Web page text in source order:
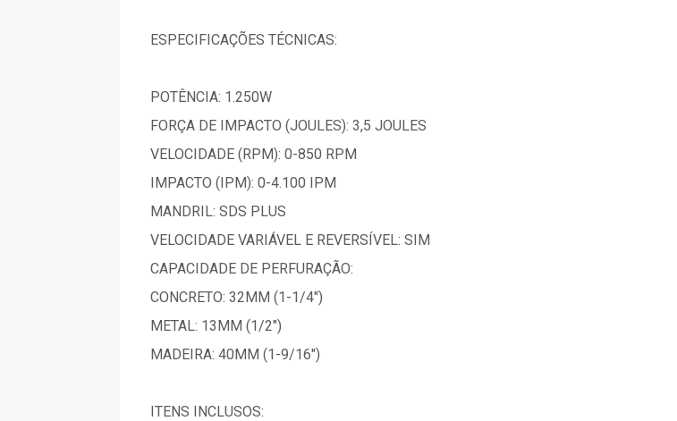
ESPECIFICAÇÕES TÉCNICAS:
POTÊNCIA: 1.250W
FORÇA DE IMPACTO (JOULES): 3,5 JOULES
VELOCIDADE (RPM): 0-850 RPM
IMPACTO (IPM): 0-4.100 IPM
MANDRIL: SDS PLUS
VELOCIDADE VARIÁVEL E REVERSÍVEL: SIM
CAPACIDADE DE PERFURAÇÃO:
CONCRETO: 32MM (1-1/4")
METAL: 13MM (1/2")
MADEIRA: 40MM (1-9/16")
ITENS INCLUSOS: